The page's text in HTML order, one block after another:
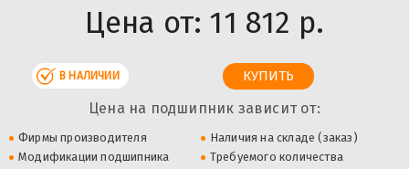
Цена от: 11 812 р.
В НАЛИЧИИ
Цена на подшипник зависит от:
Фирмы производителя
Наличия на складе (заказ)
Модификации подшипника
Требуемого количества